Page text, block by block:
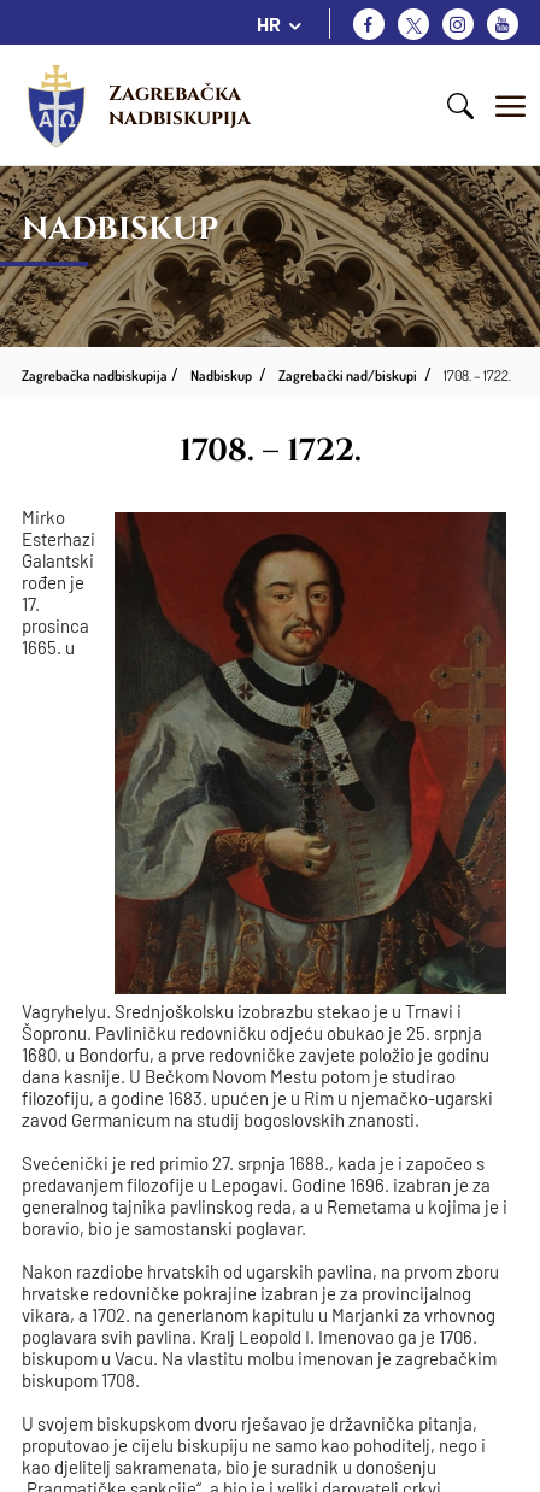
HR
Zagrebačka
nadbiskupija
NADBISKUP
Zagrebačka nadbiskupija Nadbiskup Zagrebački nad/biskupi 1708. – 1722.
1708. – 1722.
Mirko
Esterhazi
Galantski
rođen je
17.
prosinca
1665. u
Vagryhelyu. Srednjoškolsku izobrazbu stekao je u Trnavi i
Šopronu. Pavliničku redovničku odjeću obukao je 25. srpnja
1680. u Bondorfu, a prve redovničke zavjete položio je godinu
dana kasnije. U Bečkom Novom Mestu potom je studirao
filozofiju, a godine 1683. upućen je u Rim u njemačko-ugarski
zavod Germanicum na studij bogoslovskih znanosti.
Svećenički je red primio 27. srpnja 1688., kada je i započeo s
predavanjem filozofije u Lepogavi. Godine 1696. izabran je za
generalnog tajnika pavlinskog reda, a u Remetama u kojima je i
boravio, bio je samostanski poglavar.
Nakon razdiobe hrvatskih od ugarskih pavlina, na prvom zboru
hrvatske redovničke pokrajine izabran je za provincijalnog
vikara, a 1702. na generlanom kapitulu u Marjanki za vrhovnog
poglavara svih pavlina. Kralj Leopold I. Imenovao ga je 1706.
biskupom u Vacu. Na vlastitu molbu imenovan je zagrebačkim
biskupom 1708.
U svojem biskupskom dvoru rješavao je državnička pitanja,
proputovao je cijelu biskupiju ne samo kao pohoditelj, nego i
kao djelitelj sakramenata, bio je suradnik u donošenju